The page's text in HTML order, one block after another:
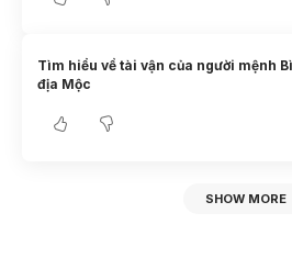
Tìm hiểu về tài vận của người mệnh
địa Mộc
SHOW MORE